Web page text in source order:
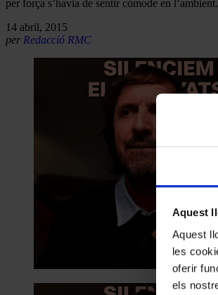
Aquest
Aquest
les
oferir
els
per força s’havia de sentir còmode en l’ambient.
14 abril, 2015
per Redacció RMC